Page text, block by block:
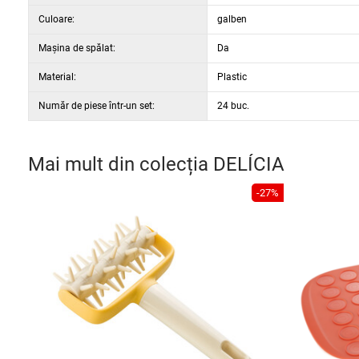
Culoare: galben
Maşina de spălat: Da
Material: Plastic
Număr de piese într-un set: 24 buc.
Mai mult din colecția DELÍCIA
-27%